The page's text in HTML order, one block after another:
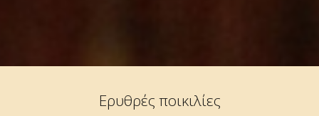
Ερυθρές ποικιλίες